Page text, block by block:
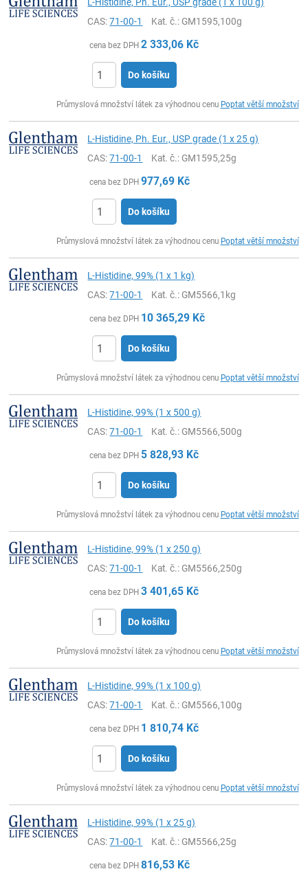
CAS:71-00-1 Kat. č.: GM1595,100g
cena bez DPH 2 333,06 Kč
Do košíku
Průmyslová množství látek za výhodnou cenu Poptat větší množství
L-Histidine, Ph. Eur., USP grade (1 x 25 g)
CAS:71-00-1 Kat. č.: GM1595,25g
cena bez DPH 977,69 Kč
Do košíku
Průmyslová množství látek za výhodnou cenu Poptat větší množství
L-Histidine, 99% (1 x 1 kg)
CAS:71-00-1 Kat. č.: GM5566,1kg
cena bez DPH 10 365,29 Kč
Do košíku
Průmyslová množství látek za výhodnou cenu Poptat větší množství
L-Histidine, 99% (1 x 500 g)
CAS:71-00-1 Kat. č.: GM5566,500g
cena bez DPH 5 828,93 Kč
Do košíku
Průmyslová množství látek za výhodnou cenu Poptat větší množství
L-Histidine, 99% (1 x 250 g)
CAS:71-00-1 Kat. č.: GM5566,250g
cena bez DPH 3 401,65 Kč
Do košíku
Průmyslová množství látek za výhodnou cenu Poptat větší množství
L-Histidine, 99% (1 x 100 g)
CAS:71-00-1 Kat. č.: GM5566,100g
cena bez DPH 1 810,74 Kč
Do košíku
Průmyslová množství látek za výhodnou cenu Poptat větší množství
L-Histidine, 99% (1 x 25 g)
CAS:71-00-1 Kat. č.: GM5566,25g
cena bez DPH 816,53 Kč